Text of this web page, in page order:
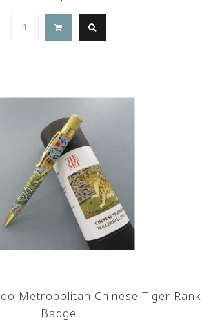
Metropolitan Chinese Tiger Rank
Badge